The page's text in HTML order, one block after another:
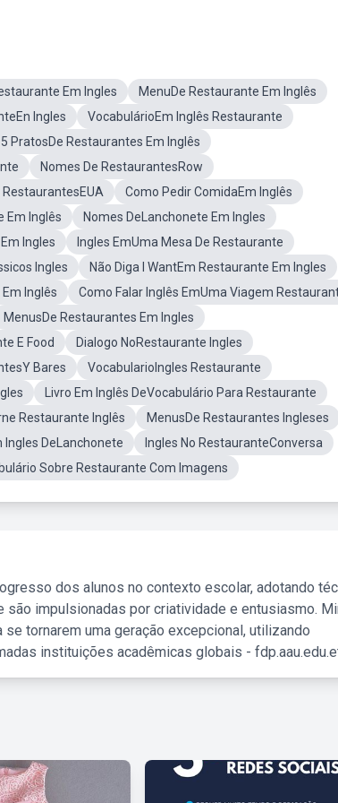
Em Ingles
MenuDe Restaurante Em Inglês
Ingles
VocabulárioEm Inglês Restaurante
PratosDe Restaurantes Em Inglês
Nomes De RestaurantesRow
RestaurantesEUA
Como Pedir ComidaEm Inglês
Em Inglês
Nomes DeLanchonete Em Ingles
Ingles
Ingles EmUma Mesa De Restaurante
Ingles
Não Diga I WantEm Restaurante Em Ingles
Inglês
Como Falar Inglês EmUma Viagem
MenusDe Restaurantes Em Ingles
E Food
Dialogo NoRestaurante Ingles
Bares
VocabularioIngles Restaurante
Livro Em Inglês DeVocabulário Para Restaurante
Restaurante Inglês
MenusDe Restaurantes Ingleses
Ingles DeLanchonete
Ingles No RestauranteConversa
Sobre Restaurante Com Imagens
dos alunos no contexto escolar, adotando
impulsionadas por criatividade e entusiasmo.
tornarem uma geração excepcional, utilizando
instituições acadêmicas globais -